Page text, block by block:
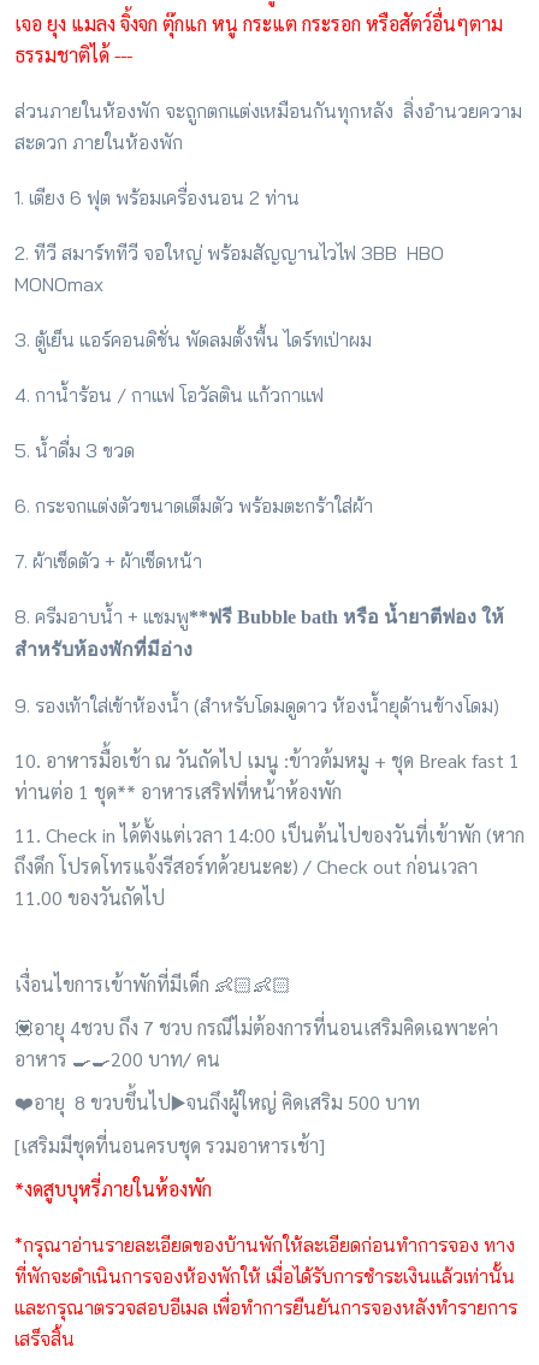
เจอ ยุง แมลง จิ้งจก ตุ๊กแก หนู กระแต กระรอก หรือสัตว์อื่นๆตาม
ธรรมชาติได้ ---
ส่วนภายในห้องพัก จะถูกตกแต่งเหมือนกันทุกหลัง สิ่งอำนวยความ
สะดวก ภายในห้องพัก
1. เตียง 6 ฟุต พร้อมเครื่องนอน 2 ท่าน
2. ทีวี สมาร์ททีวี จอใหญ่ พร้อมสัญญานไวไฟ 3BB HBO
MONOmax
3. ตู้เย็น แอร์คอนดิชั่น พัดลมตั้งพื้น ไดร์ทเป่าผม
4. กาน้ำร้อน / กาแฟ โอวัลติน แก้วกาแฟ
5. น้ำดื่ม 3 ขวด
6. กระจกแต่งตัวขนาดเต็มตัว พร้อมตะกร้าใส่ผ้า
7. ผ้าเช็ดตัว + ผ้าเช็ดหน้า
8. ครีมอาบน้ำ + แชมพู**ฟรี Bubble bath หรือ น้ำยาตีฟอง ให้
สำหรับห้องพักที่มีอ่าง
9. รองเท้าใส่เข้าห้องน้ำ (สำหรับโดมดูดาว ห้องน้ำยุด้านข้างโดม)
10. อาหารมื้อเช้า ณ วันถัดไป เมนู :ข้าวต้มหมู + ชุด Break fast 1
ท่านต่อ 1 ชุด** อาหารเสริฟที่หน้าห้องพัก
11. Check in ได้ตั้งแต่เวลา 14:00 เป็นต้นไปของวันที่เข้าพัก (หาก
ถึงดึก โปรดโทรแจ้งรีสอร์ทด้วยนะคะ) / Check out ก่อนเวลา
11.00 ของวันถัดไป
เงื่อนไขการเข้าพักที่มีเด็ก 👶🏻👶🏻
💟อายุ 4ชวบ ถึง 7 ชวบ กรณีไม่ต้องการที่นอนเสริมคิดเฉพาะค่า
อาหาร 🍳🍳200 บาท/ คน
❤️อายุ 8 ขวบขึ้นไป▶️จนถึงผู้ใหญ่ คิดเสริม 500 บาท
[เสริมมีชุดที่นอนครบชุด รวมอาหารเช้า]
*งดสูบบุหรี่ภายในห้องพัก
*กรุณาอ่านรายละเอียดของบ้านพักให้ละเอียดก่อนทำการจอง ทาง
ที่พักจะดำเนินการจองห้องพักให้ เมื่อได้รับการชำระเงินแล้วเท่านั้น
และกรุณาตรวจสอบอีเมล เพื่อทำการยืนยันการจองหลังทำรายการ
เสร็จสิ้น